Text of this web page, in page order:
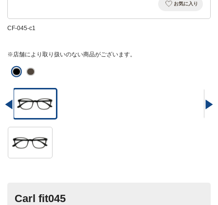
お気に入り
CF-045-c1
※店舗により取り扱いのない商品がございます。
Carl fit045